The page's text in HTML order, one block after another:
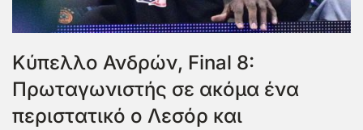
Κύπελλο Ανδρών, Final 8:
Πρωταγωνιστής σε ακόμα ένα
περιστατικό ο Λεσόρ και